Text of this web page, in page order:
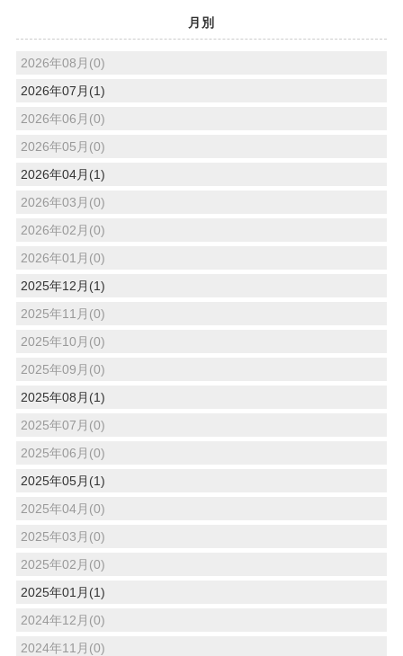
月別
2026年08月(0)
2026年07月(1)
2026年06月(0)
2026年05月(0)
2026年04月(1)
2026年03月(0)
2026年02月(0)
2026年01月(0)
2025年12月(1)
2025年11月(0)
2025年10月(0)
2025年09月(0)
2025年08月(1)
2025年07月(0)
2025年06月(0)
2025年05月(1)
2025年04月(0)
2025年03月(0)
2025年02月(0)
2025年01月(1)
2024年12月(0)
2024年11月(0)